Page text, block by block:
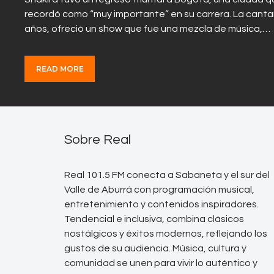
recordó como “muy importante” en su carrera. La
años, ofreció un show que fue una mezcla de música,…
READ MORE
Sobre Real
Real 101.5 FM conecta a Sabaneta y el sur del
Valle de Aburrá con programación musical,
entretenimiento y contenidos inspiradores.
Tendencial e inclusiva, combina clásicos
nostálgicos y éxitos modernos, reflejando los
gustos de su audiencia. Música, cultura y
comunidad se unen para vivir lo auténtico y